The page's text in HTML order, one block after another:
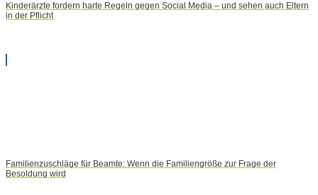
Kinderärzte fordern harte Regeln gegen Social Media – und sehen auch Eltern
in der Pflicht
Familienzuschläge für Beamte: Wenn die Familiengröße zur Frage der
Besoldung wird